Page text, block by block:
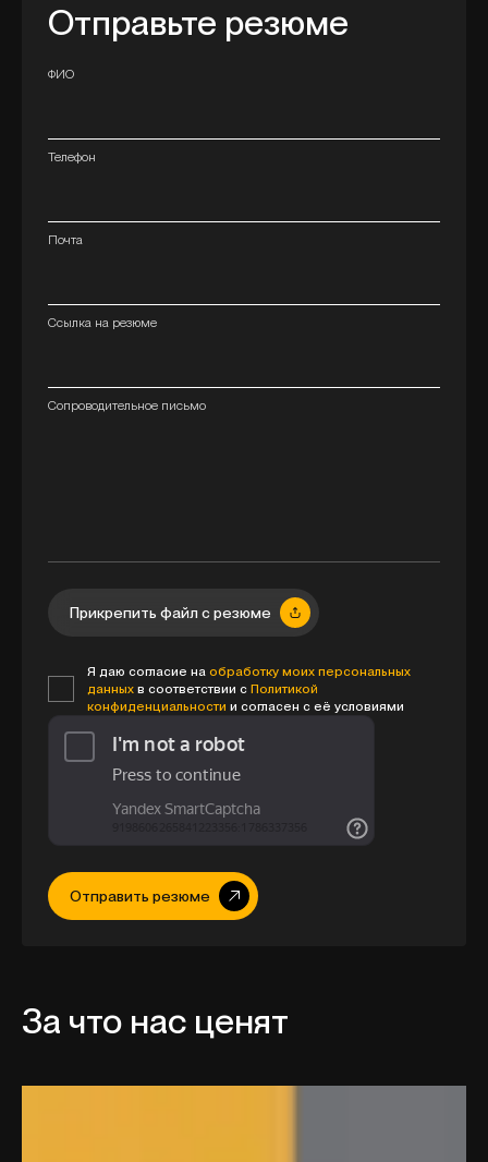
Отправьте резюме
ФИО
Телефон
Почта
Ссылка на резюме
Сопроводительное письмо
Прикрепить файл с резюме
Я даю согласие на обработку моих персональных
данных в соответствии с Политикой
конфиденциальности и согласен с её условиями
Отправить резюме
За что нас ценят